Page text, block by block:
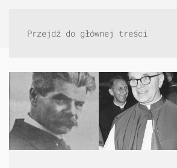
Przejdź do głównej treści